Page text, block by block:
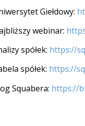
Giełdowy:
webinar:
spółek: https://
spółek: https://
Squabera: https://